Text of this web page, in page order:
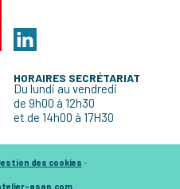
HORAIRES SECRÉTARIAT
Du lundi au vendredi
de 9h00 à 12h30
et de 14h00 à 17H30
des cookies -
asap.com